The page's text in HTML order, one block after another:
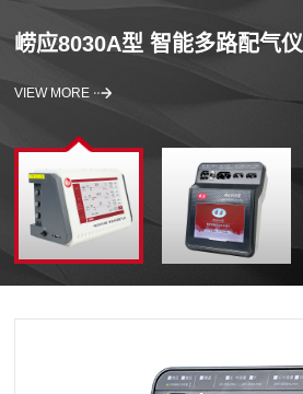
崂应8030A型 智能多路配气仪
VIEW MORE